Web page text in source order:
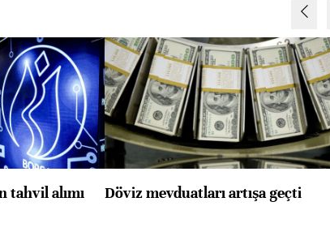
tahvil alımı
Döviz mevduatları artışa geçti